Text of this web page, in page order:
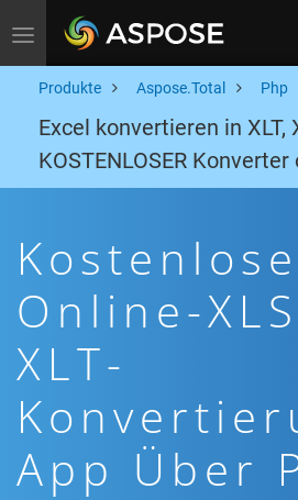
Toggle navigation
Produkte Aspose.Total Php
Excel konvertieren in XLT,
KOSTENLOSER
Kostenlose
Online-
XLT-
App Über